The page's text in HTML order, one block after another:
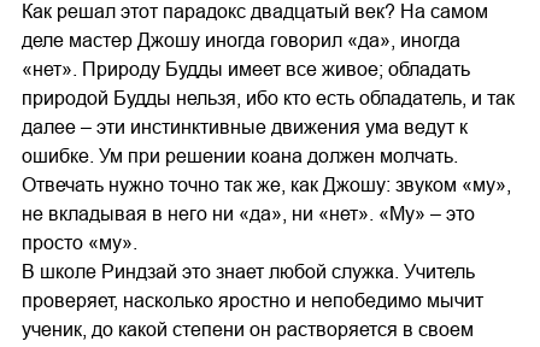
Как решал этот парадокс двадцатый век? На самом
деле мастер Джошу иногда говорил «да», иногда
«нет». Природу Будды имеет все живое; обладать
природой Будды нельзя, ибо кто есть обладатель, и так
далее – эти инстинктивные движения ума ведут к
ошибке. Ум при решении коана должен молчать.
Отвечать нужно точно так же, как Джошу: звуком «му»,
не вкладывая в него ни «да», ни «нет». «Му» – это
просто «му».
В школе Риндзай это знает любой служка. Учитель
проверяет, насколько яростно и непобедимо мычит
ученик, до какой степени он растворяется в своем